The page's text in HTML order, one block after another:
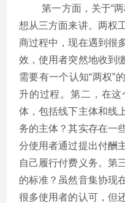
第一方面，关于“
想从三方面来讲。两权
商过程中，现在遇到很
效，使用者突然地收到
需要有一个认知“两权”
升的过程。第二，在
体，包括线下主体和线
务的主体？其实存在一
分使用者通过提出付酬
自己履行付费义务。第
的标准？虽然音集协现
很多使用者的认可，但